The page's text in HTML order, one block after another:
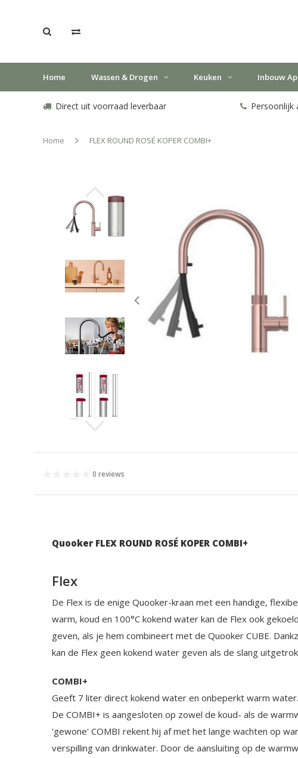
Home Wassen & Drogen Keuken Inbouw
Direct uit voorraad leverbaar Persoonlijk
Home FLEX ROUND ROSÉ KOPER COMBI+
0 reviews
Quooker FLEX ROUND ROSÉ KOPER COMBI+
Flex
De Flex is de enige Quooker-kraan met een handige,
warm, koud en 100°C kokend water kan de Flex ook
geven, als je hem combineert met de Quooker CUBE.
kan de Flex geen kokend water geven als de slang
COMBI+
Geeft 7 liter direct kokend water en onbeperkt warm water.
De COMBI+ is aangesloten op zowel de koud- als de
'gewone' COMBI rekent hij af met het lange wachten op
verspilling van drinkwater. Door de aansluiting op de